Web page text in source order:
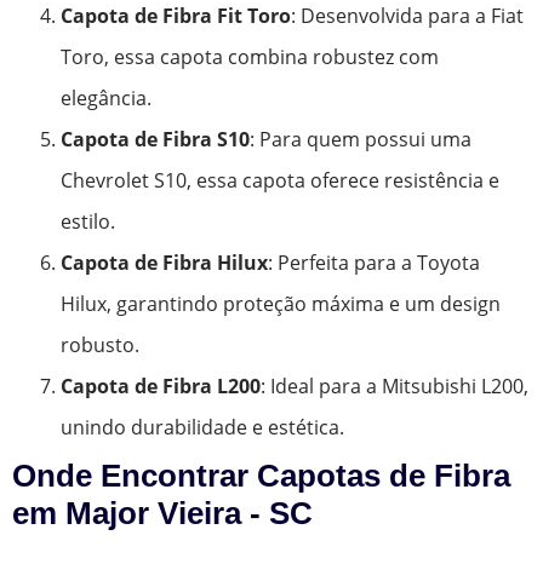
Capota de Fibra Fit Toro: Desenvolvida para a Fiat
Toro, essa capota combina robustez com
elegância.
Capota de Fibra S10: Para quem possui uma
Chevrolet S10, essa capota oferece resistência e
estilo.
Capota de Fibra Hilux: Perfeita para a Toyota
Hilux, garantindo proteção máxima e um design
robusto.
Capota de Fibra L200: Ideal para a Mitsubishi L200,
unindo durabilidade e estética.
Onde Encontrar Capotas de Fibra
em Major Vieira - SC